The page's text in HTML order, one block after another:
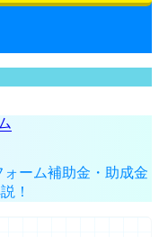
ォーム補助金・助成金
！